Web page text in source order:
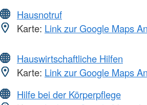
Hausnotruf
Karte: Link zur Google Maps
Hauswirtschaftliche Hilfen
Karte: Link zur Google Maps
Hilfe bei der Körperpflege